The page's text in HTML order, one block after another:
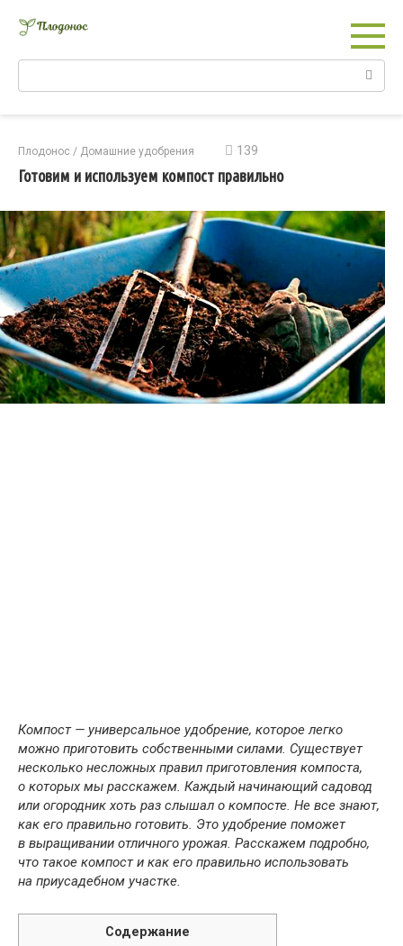
Плодонос / Домашние удобрения 139
Готовим и используем компост правильно
Компост — универсальное удобрение, которое легко
можно приготовить собственными силами. Существует
несколько несложных правил приготовления компоста,
о которых мы расскажем. Каждый начинающий садовод
или огородник хоть раз слышал о компосте. Не все знают,
как его правильно готовить. Это удобрение поможет
в выращивании отличного урожая. Расскажем подробно,
что такое компост и как его правильно использовать
на приусадебном участке.
Содержание